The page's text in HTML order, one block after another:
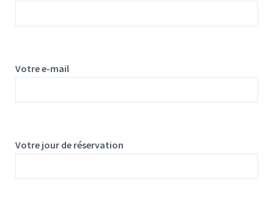
Votre e-mail
Votre jour de réservation